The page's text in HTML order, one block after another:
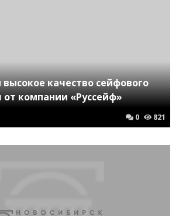
качество сейфового
от компании «Руссейф»
0 821